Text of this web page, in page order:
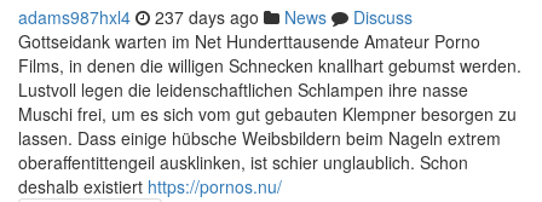
adams987hxl4 237 days ago News
Discuss
Gottseidank warten im Net Hunderttausende Amateur Porno
Films, in denen die willigen Schnecken knallhart gebumst werden.
Lustvoll legen die leidenschaftlichen Schlampen ihre nasse
Muschi frei, um es sich vom gut gebauten Klempner besorgen zu
lassen. Dass einige hübsche Weibsbildern beim Nageln extrem
oberaffentittengeil ausklinken, ist schier unglaublich. Schon
deshalb existiert https://pornos.nu/